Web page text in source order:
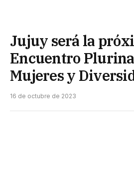
Jujuy será la
Encuentro
Mujeres y
16 de octubre de 2023